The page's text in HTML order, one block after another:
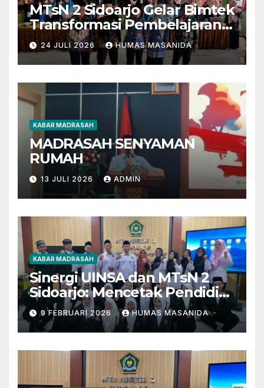
MTsN 2 Sidoarjo Gelar Bimtek
Transformasi Pembelajaran
Berbasis AI dan Deep
Learning
24 JULI 2026 HUMAS MASANIDA
KABAR MADRASAH
MADRASAH SENYAMAN
RUMAH
13 JULI 2026 ADMIN
KABAR MADRASAH
Sinergi UINSA dan MTsN 2
Sidoarjo: Mencetak Pendidik
Berkarakter Menghadapi
Tantangan Zaman
9 FEBRUARI 2026 HUMAS MASANIDA